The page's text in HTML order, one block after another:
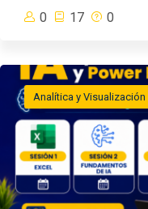
0 17 0
Analítica y